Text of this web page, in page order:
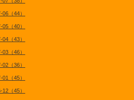
06（44）
05（40）
04（43）
03（46）
02（36）
01（45）
12（45）